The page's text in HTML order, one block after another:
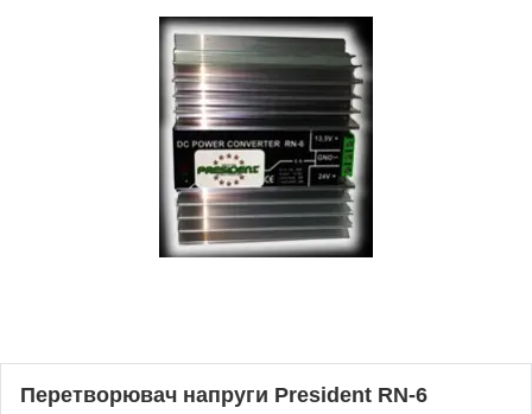
Перетворювач напруги President RN-6